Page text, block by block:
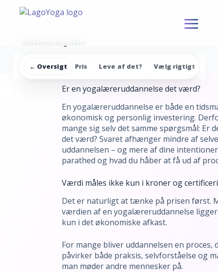
← Oversigt Pris Leve af det? Vælg rigtigt
Er en yogalæreruddannelse det værd?
En yogalæreruddannelse er både en
økonomisk og personlig investering.
mange sig selv det samme spørgsmål: Er
det værd? Svaret afhænger mindre af selve
uddannelsen – og mere af dine
parathed og hvad du håber at få ud af
Værdi måles ikke kun i kroner og
Det er naturligt at tænke på prisen først.
værdien af en yogalæreruddannelse
kun i det økonomiske afkast.
For mange bliver uddannelsen en proces,
påvirker både praksis, selvforståelse og
man møder andre mennesker på.